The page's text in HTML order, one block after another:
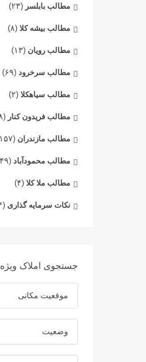
مطالب بابلسر (۲۳)
مطالب بیشه کلا (۸)
مطالب رویان (۱۳)
مطالب سرخرود (۶۹)
مطالب سیاهکلا (۲)
مطالب فریدون کنار (۱۸)
مطالب مازندران (۱۵۷)
مطالب محمودآباد (۴۹)
مطالب ملا کلا (۴)
نکات سرمایه گذاری (۶۴)
جستجوی املاک ویژه
موقعیت مکانی
وضعیت